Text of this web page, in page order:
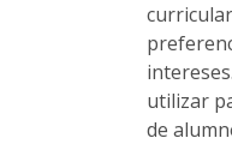
utilizar
de